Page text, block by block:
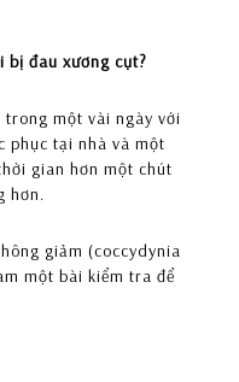
bị đau xương cụt?
một vài ngày với
phục tại nhà và một
gian hơn một chút
hơn.
giảm (coccydynia
một bài kiểm tra để